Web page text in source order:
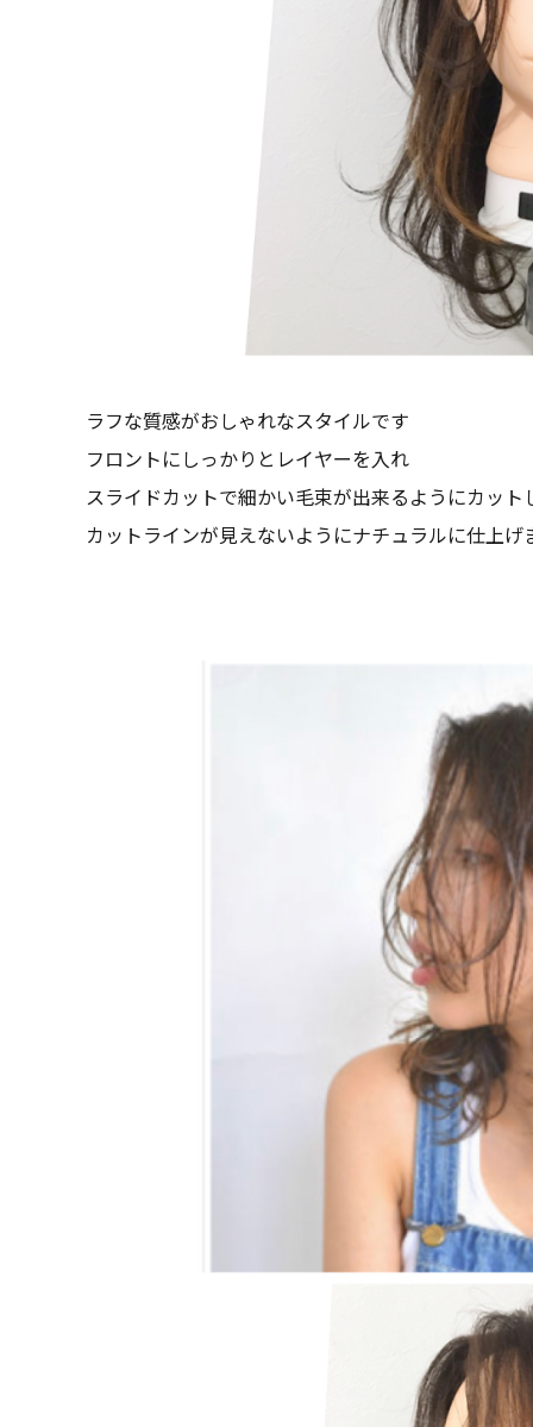
ラフな質感がおしゃれなスタイルです
フロントにしっかりとレイヤーを入れ
スライドカットで細かい毛束が出来るようにカット
カットラインが見えないようにナチュラルに仕上げ